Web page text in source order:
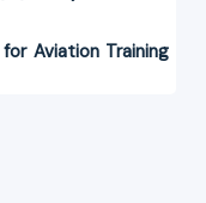
Aviation Training